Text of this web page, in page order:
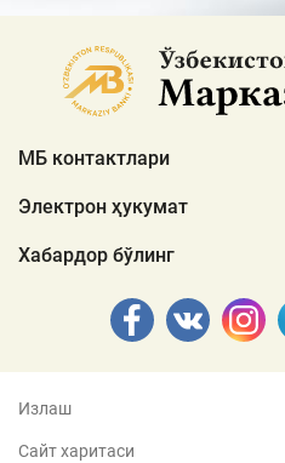
МБ контактлари
Электрон ҳукумат
Хабардор бўлинг
Излаш
Сайт харитаси